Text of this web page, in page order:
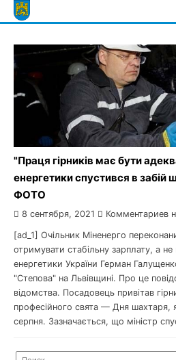
Skip
to
"Праця гірників має бути
енергетики спустився в забій
ФОТО
8 сентября, 2021 Комментариев
[ad_1] Очільник Міненерго
отримувати стабільну зарплату, а не
енергетики України Герман
"Степова" на Львівщині. Про це
відомства. Посадовець привітав
професійного свята — Дня шахтаря,
серпня. Зазначається, що міністр
Найти: